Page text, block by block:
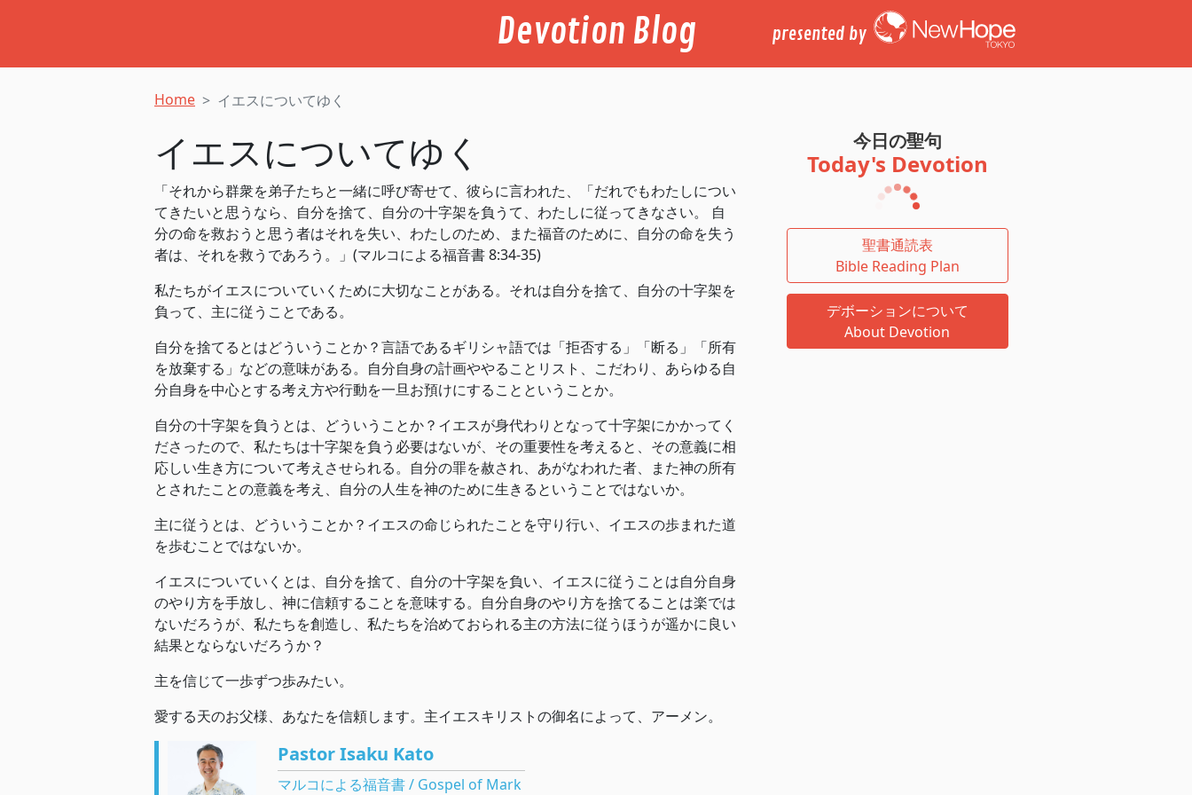
Devotion Blog presented by
Home イエスについてゆく
イエスについてゆく
「それから群衆を弟子たちと一緒に呼び寄せて、彼らに言われた、「だれでもわたしについ
てきたいと思うなら、自分を捨て、自分の十字架を負うて、わたしに従ってきなさい。 自
分の命を救おうと思う者はそれを失い、わたしのため、また福音のために、自分の命を失う
者は、それを救うであろう。」(マルコによる福音書‬ ‭8‬:‭34‬-‭35‬)
私たちがイエスについていくために大切なことがある。それは自分を捨て、自分の十字架を
負って、主に従うことである。
自分を捨てるとはどういうことか？言語であるギリシャ語では「拒否する」「断る」「所有
を放棄する」などの意味がある。自分自身の計画ややることリスト、こだわり、あらゆる自
分自身を中心とする考え方や行動を一旦お預けにすることということか。
自分の十字架を負うとは、どういうことか？イエスが身代わりとなって十字架にかかってく
ださったので、私たちは十字架を負う必要はないが、その重要性を考えると、その意義に相
応しい生き方について考えさせられる。自分の罪を赦され、あがなわれた者、また神の所有
とされたことの意義を考え、自分の人生を神のために生きるということではないか。
主に従うとは、どういうことか？イエスの命じられたことを守り行い、イエスの歩まれた道
を歩むことではないか。
イエスについていくとは、自分を捨て、自分の十字架を負い、イエスに従うことは自分自身
のやり方を手放し、神に信頼することを意味する。自分自身のやり方を捨てることは楽では
ないだろうが、私たちを創造し、私たちを治めておられる主の方法に従うほうが遥かに良い
結果とならないだろうか？
主を信じて一歩ずつ歩みたい。
愛する天のお父様、あなたを信頼します。主イエスキリストの御名によって、アーメン。
Pastor Isaku Kato
マルコによる福音書 / Gospel of Mark
今日の聖句
Today's Devotion
聖書通読表
Bible Reading Plan
デボーションについて
About Devotion